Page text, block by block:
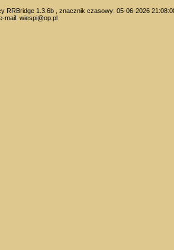
RRBridge 1.3.6b , znacznik czasowy: 05-06-2026
mail:wiespi@op.pl